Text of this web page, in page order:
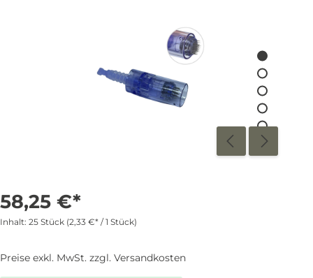
58,25 €*
Inhalt: 25 Stück (2,33 €* / 1 Stück)
Preise exkl. MwSt. zzgl. Versandkosten